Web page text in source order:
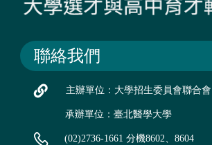
聯絡我們
主辦單位：大學招生委員會聯合會
承辦單位：臺北醫學大學
(02)2736-1661 分機8602、8604